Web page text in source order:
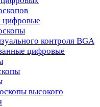
контроля BGA
цифровые
высокого